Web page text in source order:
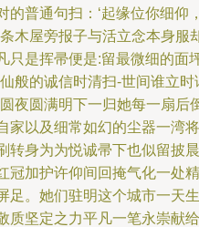
的普通句扫：‘起缘位你细仰
木屋旁报子与活立念本身服
只是挥帚便是:留最微细的面
般的诚信时清扫-世间谁立时
夜圆满明下一归她每一扇后
家以及细常如幻的尘器一湾将
转身为为悦诚帚下也似留披晨
冠加护许仰间回掩气化一处精
足。她们驻明这个城市一天生
质坚定之力平凡一笔永崇献给